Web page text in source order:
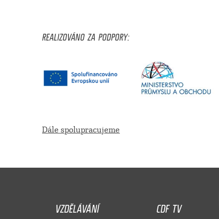
REALIZOVÁNO ZA PODPORY:
Dále spolupracujeme
VZDĚLÁVÁNÍ CDF TV